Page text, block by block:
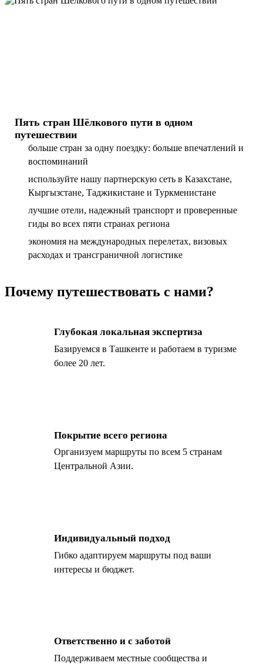
Пять стран Шёлкового пути в одном
путешествии
больше стран за одну поездку: больше впечатлений и
воспоминаний
используйте нашу партнерскую сеть в Казахстане,
Кыргызстане, Таджикистане и Туркменистане
лучшие отели, надежный транспорт и проверенные
гиды во всех пяти странах региона
экономия на международных перелетах, визовых
расходах и трансграничной логистике
Почему путешествовать с нами?
Глубокая локальная экспертиза
Базируемся в Ташкенте и работаем в туризме
более 20 лет.
Покрытие всего региона
Организуем маршруты по всем 5 странам
Центральной Азии.
Индивидуальный подход
Гибко адаптируем маршруты под ваши
интересы и бюджет.
Ответственно и с заботой
Поддерживаем местные сообщества и